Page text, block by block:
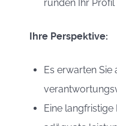
runden Ihr Profil
Ihre Perspektive:
Es erwarten
Eine